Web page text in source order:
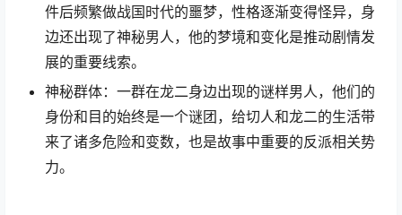
件后频繁做战国时代的噩梦，性格逐渐变得怪异，身
边还出现了神秘男人，他的梦境和变化是推动剧情发
展的重要线索。
神秘群体：一群在龙二身边出现的谜样男人，他们的
身份和目的始终是一个谜团，给切人和龙二的生活带
来了诸多危险和变数，也是故事中重要的反派相关势
力。